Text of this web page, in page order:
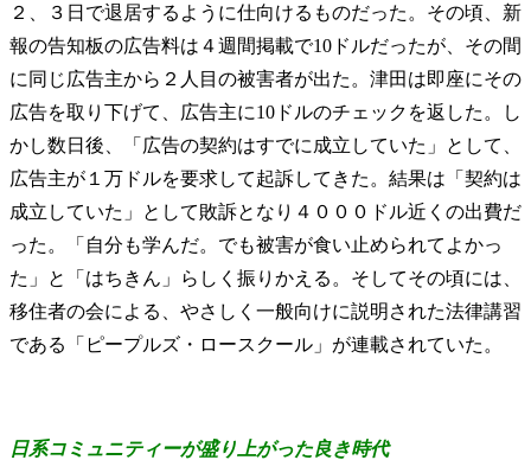
２、３日で退居するように仕向けるものだった。その頃、新
報の告知板の広告料は４週間掲載で10ドルだったが、その間
に同じ広告主から２人目の被害者が出た。津田は即座にその
広告を取り下げて、広告主に10ドルのチェックを返した。し
かし数日後、「広告の契約はすでに成立していた」として、
広告主が１万ドルを要求して起訴してきた。結果は「契約は
成立していた」として敗訴となり４０００ドル近くの出費だ
った。「自分も学んだ。でも被害が食い止められてよかっ
た」と「はちきん」らしく振りかえる。そしてその頃には、
移住者の会による、やさしく一般向けに説明された法律講習
である「ピープルズ・ロースクール」が連載されていた。
日系コミュニティーが盛り上がった良き時代